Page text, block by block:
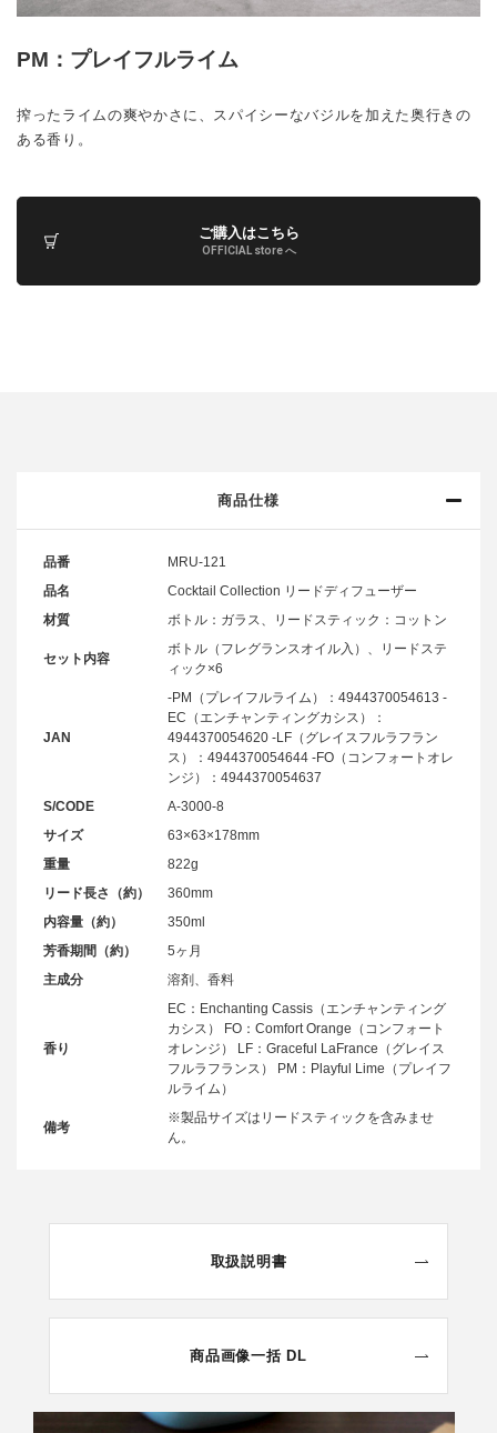
PM：プレイフルライム
搾ったライムの爽やかさに、スパイシーなバジルを加えた奥行きの
ある香り。
ご購入はこちら
OFFICIAL store へ
商品仕様
品番
MRU-121
品名
Cocktail Collection リードディフューザー
材質
ボトル：ガラス、リードスティック：コットン
セット内容
ボトル（フレグランスオイル入）、リードステ
ィック×6
JAN
-PM（プレイフルライム）：4944370054613 -
EC（エンチャンティングカシス）：
4944370054620 -LF（グレイスフルラフラン
ス）：4944370054644 -FO（コンフォートオレ
ンジ）：4944370054637
S/CODE
A-3000-8
サイズ
63×63×178mm
重量
822g
リード長さ（約）
360mm
内容量（約）
350ml
芳香期間（約）
5ヶ月
主成分
溶剤、香料
香り
EC：Enchanting Cassis（エンチャンティング
カシス） FO：Comfort Orange（コンフォート
オレンジ） LF：Graceful LaFrance（グレイス
フルラフランス） PM：Playful Lime（プレイフ
ルライム）
備考
※製品サイズはリードスティックを含みませ
ん。
取扱説明書
商品画像一括 DL